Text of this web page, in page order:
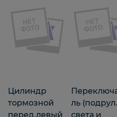
Цилиндр
тормозной
перед.левый
ль
света и